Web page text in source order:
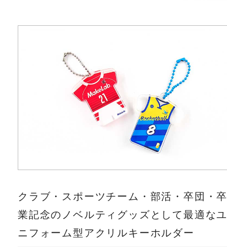
クラブ・スポーツチーム・部活・卒団・
業記念のノベルティグッズとして最適な
ニフォーム型アクリルキーホルダー